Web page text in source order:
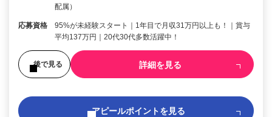
配属）
応募資格
95%が未経験スタート｜1年目で月収31万円以上も！｜賞与
平均137万円｜20代30代多数活躍中！
後で見る 詳細を見る
アピールポイントを見る